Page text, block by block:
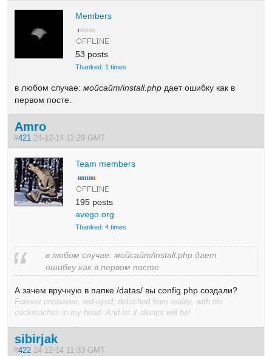
Members
53 posts
Thanked: 1 times
в любом случае:мойсайт/install.php дает ошибку как в
первом посте.
Amro
#421 24-12-14 11:29 GMT
Team members
195 posts
avego.org
Thanked: 4 times
в любом случае: мойсайт/install.php дает
ошибку как в первом посте.
А зачем вручную в папке /datas/ вы config.php создали?
Forever unshaven, red-eyed, detached from reality, with his
cockroaches in my head. And let it always will be!
sibirjak
#422 24-12-14 11:33 GMT